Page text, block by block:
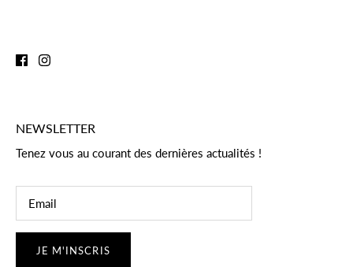
NEWSLETTER
Tenez vous au courant des dernières actualités !
JE M'INSCRIS